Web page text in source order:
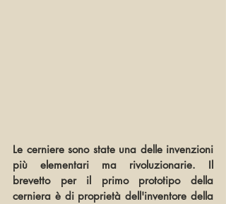
Le cerniere sono state una delle invenzioni
più elementari ma rivoluzionarie. Il
brevetto per il primo prototipo della
cerniera è di proprietà dell'inventore della